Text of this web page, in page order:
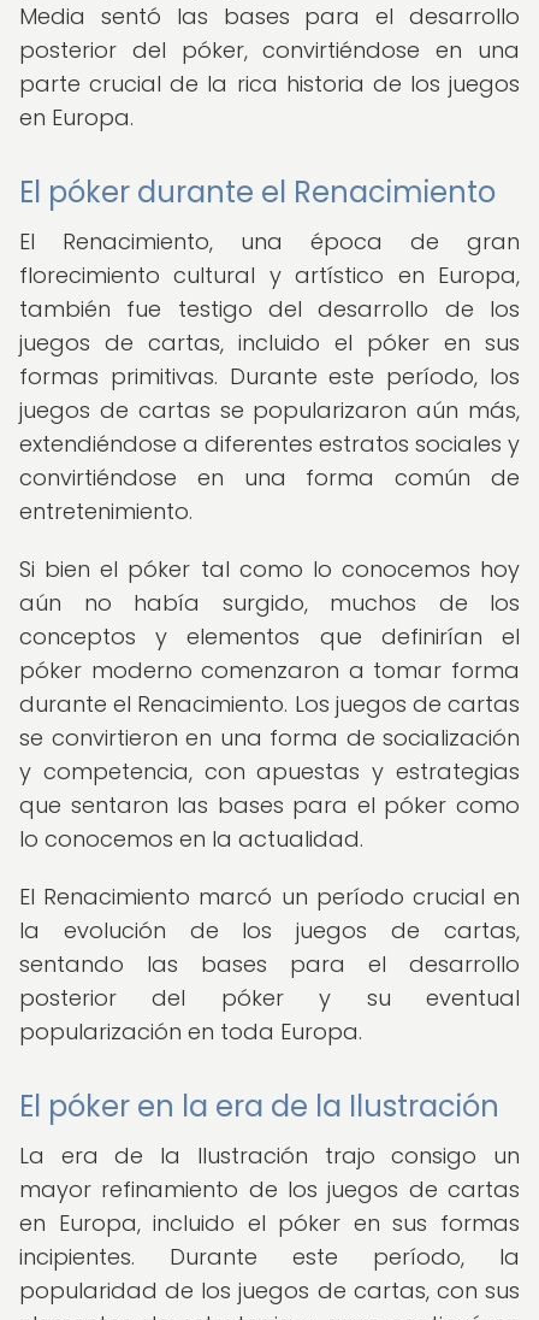
Media sentó las bases para el desarrollo
posterior del póker, convirtiéndose en una
parte crucial de la rica historia de los juegos
en Europa.
El póker durante el Renacimiento
El Renacimiento, una época de gran
florecimiento cultural y artístico en Europa,
también fue testigo del desarrollo de los
juegos de cartas, incluido el póker en sus
formas primitivas. Durante este período, los
juegos de cartas se popularizaron aún más,
extendiéndose a diferentes estratos sociales y
convirtiéndose en una forma común de
entretenimiento.
Si bien el póker tal como lo conocemos hoy
aún no había surgido, muchos de los
conceptos y elementos que definirían el
póker moderno comenzaron a tomar forma
durante el Renacimiento. Los juegos de cartas
se convirtieron en una forma de socialización
y competencia, con apuestas y estrategias
que sentaron las bases para el póker como
lo conocemos en la actualidad.
El Renacimiento marcó un período crucial en
la evolución de los juegos de cartas,
sentando las bases para el desarrollo
posterior del póker y su eventual
popularización en toda Europa.
El póker en la era de la Ilustración
La era de la Ilustración trajo consigo un
mayor refinamiento de los juegos de cartas
en Europa, incluido el póker en sus formas
incipientes. Durante este período, la
popularidad de los juegos de cartas, con sus